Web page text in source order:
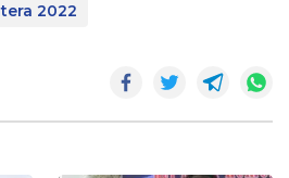
2022